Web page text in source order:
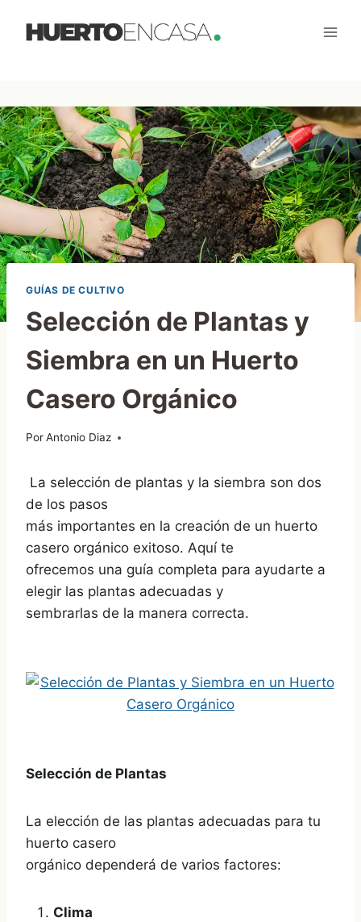
GUÍAS DE CULTIVO
Selección de Plantas y
Siembra en un Huerto
Casero Orgánico
PorAntonio Diaz
14/08/2023
La selección de plantas y la siembra son dos
de los pasos
más importantes en la creación de un huerto
casero orgánico exitoso. Aquí te
ofrecemos una guía completa para ayudarte a
elegir las plantas adecuadas y
sembrarlas de la manera correcta.
Selección de Plantas
La elección de las plantas adecuadas para tu
huerto casero
orgánico dependerá de varios factores:
Clima